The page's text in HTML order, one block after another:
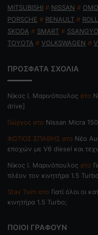
MITSUBISHI # NISSAN #
PORSCHE # RENAULT #
SKODA # SMART #
TOYOTA # VOLKSWAGEN #
ΠΡΟΣΦΑΤΑ ΣΧΟΛΙΑ
Nίκος Ι. Mαρινόπουλος στο
drive]
Γιώργος στο Nissan Micra
ΦΩΤΙΟΣ ΣΠΑΘΗΣ στο Νέο
εποχών με V6 diesel και
Nίκος Ι. Mαρινόπουλος στο
πλέον τον κινητήρα 1.5
Stav Tsim στο Γιατί όλοι οι
κινητήρα 1.5 Turbo;
ΠΟΙΟΙ ΓΡΑΦΟΥΝ